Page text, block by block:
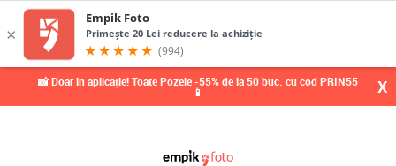
📸 Doar în aplicație! Toate Pozele -55% de la 50 buc. cu cod PRIN55
📱 X